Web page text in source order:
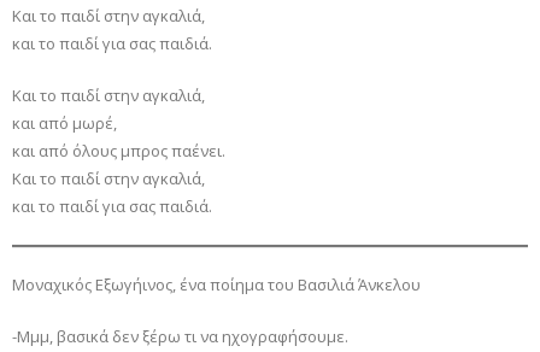
Και το παιδί στην αγκαλιά,
και το παιδί για σας παιδιά.
Και το παιδί στην αγκαλιά,
και από μωρέ,
και από όλους μπρος παένει.
Και το παιδί στην αγκαλιά,
και το παιδί για σας παιδιά.
Μοναχικός Εξωγήινος, ένα ποίημα του Βασιλιά Άνκελου
-Μμμ, βασικά δεν ξέρω τι να ηχογραφήσουμε.